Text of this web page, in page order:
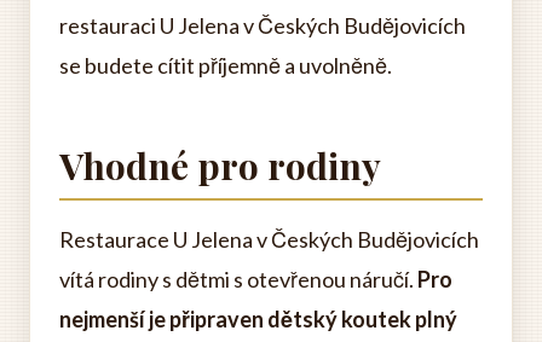
restauraci U Jelena v Českých Budějovicích
se budete cítit příjemně a uvolněně.
Vhodné pro rodiny
Restaurace U Jelena v Českých Budějovicích
vítá rodiny s dětmi s otevřenou náručí. Pro
nejmenší je připraven dětský koutek plný